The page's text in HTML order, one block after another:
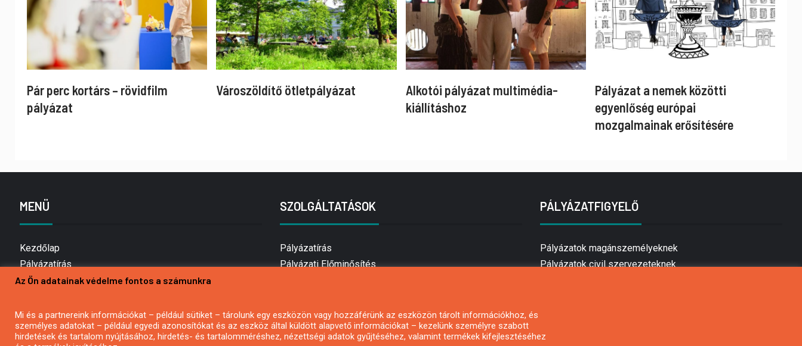
Pár perc kortárs – rövidfilm
pályázat
Városzöldítő ötletpályázat
Alkotói pályázat multimédia-
kiállításhoz
Pályázat a nemek közötti
egyenlőség európai
mozgalmainak erősítésére
MENÜ
Kezdőlap
Pályázatírás
Bemutatkozás
Hírlevél feliratkozás
Impresszum
SZOLGÁLTATÁSOK
Pályázatírás
Pályázati Előminősítés
Mezőgazdasági pályázatírás
Pályázatírás magánszemélyeknek
PÁLYÁZATFIGYELŐ
Pályázatok magánszemélyeknek
Pályázatok civil szervezeteknek
Az Ön adatainak védelme fontos a számunkra
Mi és a partnereink információkat – például sütiket – tárolunk egy eszközön vagy hozzáférünk az eszközön tárolt információkhoz, és
személyes adatokat – például egyedi azonosítókat és az eszköz által küldött alapvető információkat – kezelünk személyre szabott
hirdetések és tartalom nyújtásához, hirdetés- és tartalomméréshez, nézettségi adatok gyűjtéséhez, valamint termékek kifejlesztéséhez